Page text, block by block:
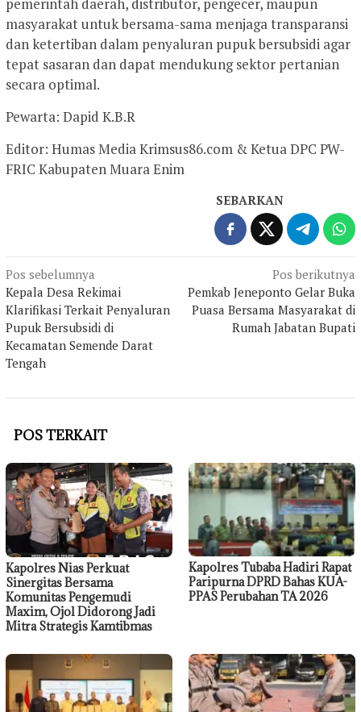
pemerintah daerah, distributor, pengecer, maupun
masyarakat untuk bersama-sama menjaga transparansi
dan ketertiban dalam penyaluran pupuk bersubsidi agar
tepat sasaran dan dapat mendukung sektor pertanian
secara optimal.
Pewarta: Dapid K.B.R
Editor: Humas Media Krimsus86.com & Ketua DPC PW-
FRIC Kabupaten Muara Enim
SEBARKAN
Navigasi
pos
Pos sebelumnya
Kepala Desa Rekimai
Klarifikasi Terkait Penyaluran
Pupuk Bersubsidi di
Kecamatan Semende Darat
Tengah
Pos berikutnya
Pemkab Jeneponto Gelar Buka
Puasa Bersama Masyarakat di
Rumah Jabatan Bupati
POS TERKAIT
Kapolres Nias Perkuat
Sinergitas Bersama
Komunitas Pengemudi
Maxim, Ojol Didorong Jadi
Mitra Strategis Kamtibmas
Kapolres Tubaba Hadiri Rapat
Paripurna DPRD Bahas KUA-
PPAS Perubahan TA 2026